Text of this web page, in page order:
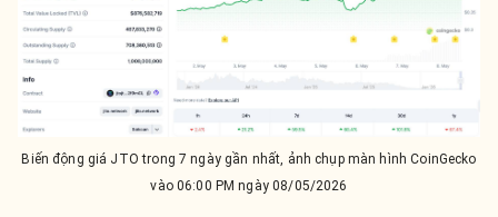
Biến động giá JTO trong 7 ngày gần nhất, ảnh chụp màn hình CoinGecko
vào 06:00 PM ngày 08/05/2026